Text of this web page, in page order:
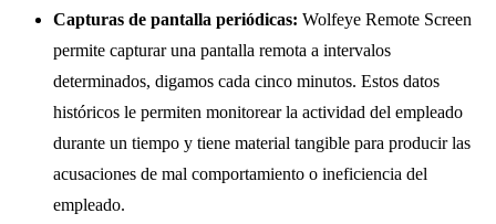
Capturas de pantalla periódicas: Wolfeye Remote Screen
permite capturar una pantalla remota a intervalos
determinados, digamos cada cinco minutos. Estos datos
históricos le permiten monitorear la actividad del empleado
durante un tiempo y tiene material tangible para producir las
acusaciones de mal comportamiento o ineficiencia del
empleado.